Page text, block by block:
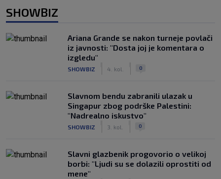
SHOWBIZ
Ariana Grande se nakon turneje povlači
iz javnosti: "Dosta joj je komentara o
izgledu"
SHOWBIZ 4. kol. 0
Slavnom bendu zabranili ulazak u
Singapur zbog podrške Palestini:
"Nadrealno iskustvo"
SHOWBIZ 3. kol. 0
Slavni glazbenik progovorio o velikoj
borbi: "Ljudi su se dolazili oprostiti od
mene"